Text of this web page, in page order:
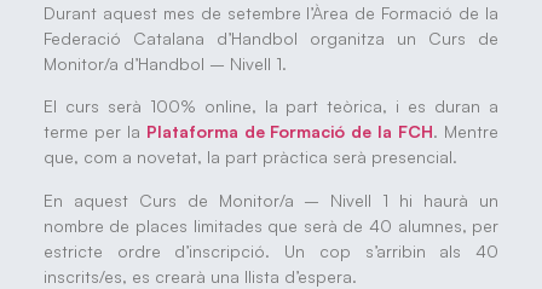
Durant aquest mes de setembre l’Àrea de Formació de la
Federació Catalana d’Handbol organitza un Curs de
Monitor/a d’Handbol – Nivell 1.
El curs serà 100% online, la part teòrica, i es duran a
terme per la Plataforma de Formació de la FCH. Mentre
que, com a novetat, la part pràctica serà presencial.
En aquest Curs de Monitor/a – Nivell 1 hi haurà un
nombre de places limitades que serà de 40 alumnes, per
estricte ordre d’inscripció. Un cop s’arribin als 40
inscrits/es, es crearà una llista d’espera.